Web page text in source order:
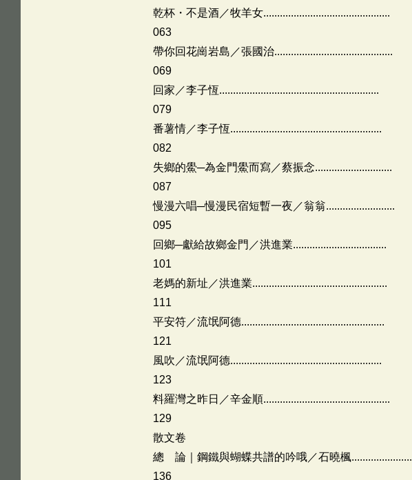
乾杯・不是酒／牧羊女..............................................
063
帶你回花崗岩島／張國治...........................................
069
回家／李子恆..........................................................
079
番薯情／李子恆.......................................................
082
失鄉的鱟─為金門鱟而寫／蔡振念............................
087
慢漫六唱─慢漫民宿短暫一夜／翁翁.........................
095
回鄉─獻給故鄉金門／洪進業..................................
101
老媽的新址／洪進業.................................................
111
平安符／流氓阿德....................................................
121
風吹／流氓阿德.......................................................
123
料羅灣之昨日／辛金順..............................................
129
散文卷
總 論｜鋼鐵與蝴蝶共譜的吟哦／石曉楓......................
136